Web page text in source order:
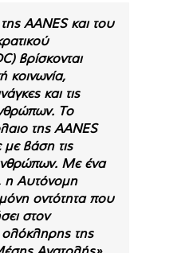
AANES και του
βρίσκονται
κοινωνία,
και τις
Το
της AANES
βάση τις
Με ένα
η Αυτόνομη
οντότητα που
στον
της